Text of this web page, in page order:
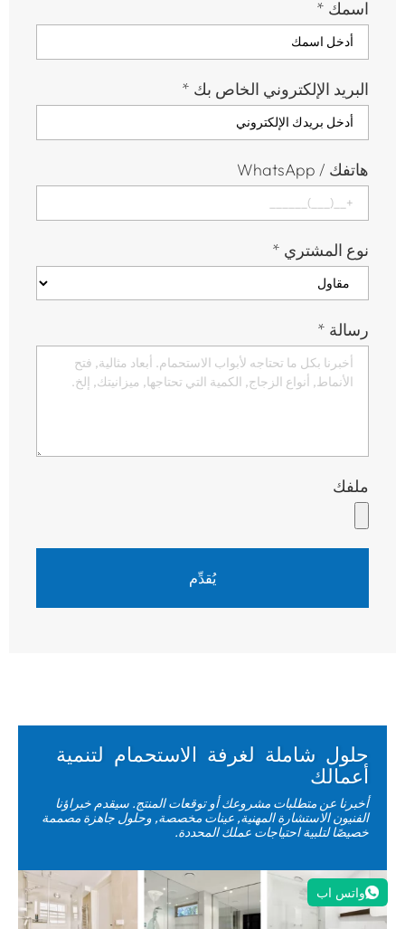
اسمك *
البريد الإلكتروني الخاص بك *
هاتفك / WhatsApp
نوع المشتري *
رسالة *
ملفك
يُقدِّم
حلول شاملة لغرفة الاستحمام لتنمية
أعمالك
أخبرنا عن متطلبات مشروعك أو توقعات المنتج. سيقدم خبراؤنا
الفنيون الاستشارة المهنية, عينات مخصصة, وحلول جاهزة مصممة
خصيصًا لتلبية احتياجات عملك المحددة.
واتس اب